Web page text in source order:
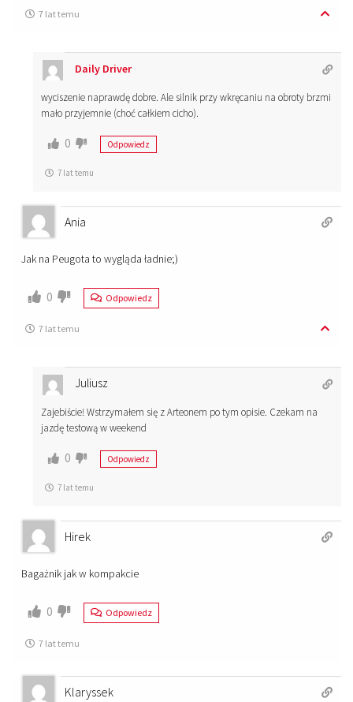
7 lat temu
Daily Driver
wyciszenie naprawdę dobre. Ale silnik przy wkręcaniu na obroty brzmi
mało przyjemnie (choć całkiem cicho).
0 Odpowiedz
7 lat temu
Ania
Jak na Peugota to wygląda ładnie;)
0 Odpowiedz
7 lat temu
Juliusz
Zajebiście! Wstrzymałem się z Arteonem po tym opisie. Czekam na
jazdę testową w weekend
0 Odpowiedz
7 lat temu
Hirek
Bagażnik jak w kompakcie
0 Odpowiedz
7 lat temu
Klaryssek